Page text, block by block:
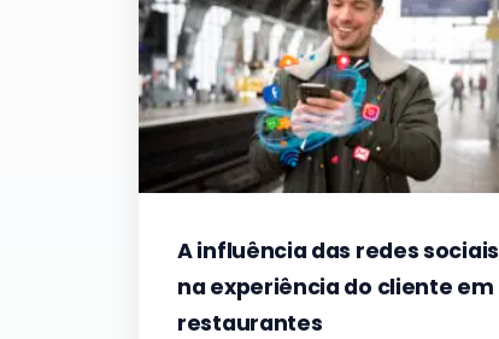
A influência das redes sociais
na experiência do cliente em
restaurantes